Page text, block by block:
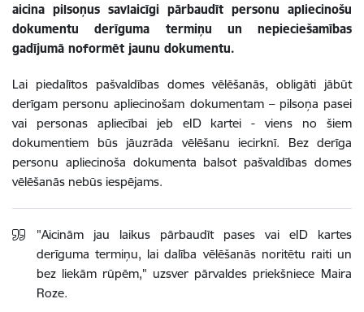
aicina pilsoņus savlaicīgi pārbaudīt personu apliecinošu
dokumentu derīguma termiņu un nepieciešamības
gadījumā noformēt jaunu dokumentu.
Lai piedalītos pašvaldības domes vēlēšanās, obligāti jābūt
derīgam personu apliecinošam dokumentam – pilsoņa pasei
vai personas apliecībai jeb eID kartei - viens no šiem
dokumentiem būs jāuzrāda vēlēšanu iecirknī. Bez derīga
personu apliecinoša dokumenta balsot pašvaldības domes
vēlēšanās nebūs iespējams.
"Aicinām jau laikus pārbaudīt pases vai eID kartes
derīguma termiņu, lai dalība vēlēšanās noritētu raiti un
bez liekām rūpēm," uzsver pārvaldes priekšniece Maira
Roze.